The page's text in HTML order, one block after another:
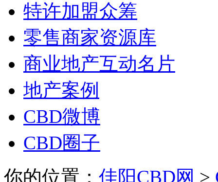
特许加盟众筹
零售商家资源库
商业地产互动名片
地产案例
CBD微博
CBD圈子
你的位置： 佳阳CBD网 >